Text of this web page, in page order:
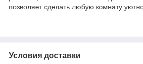
позволяет сделать любую комнату
Условия доставки